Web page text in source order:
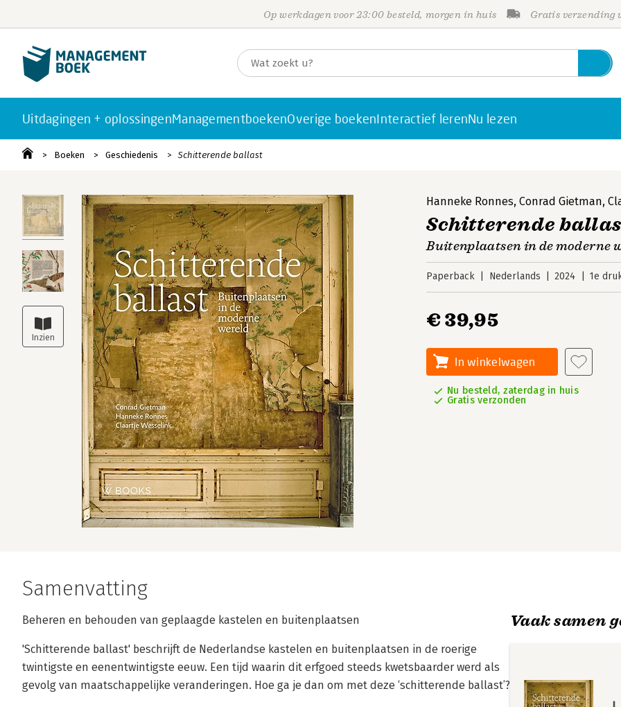
Op werkdagen voor 23:00 besteld, morgen in huis Gratis verzending
Uitdagingen + oplossingenManagementboekenOverige boekenInteractief lerenNu lezen
Boeken Geschiedenis Schitterende ballast
Hanneke Ronnes,Conrad Gietman,
Schitterende
Buitenplaatsen in de moderne
Paperback Nederlands 2024 1e
€ 39,95
In winkelwagen
Nu besteld, zaterdag in huis
Gratis verzonden
Samenvatting
Beheren en behouden van geplaagde kastelen en buitenplaatsen
'Schitterende ballast' beschrijft de Nederlandse kastelen en buitenplaatsen in de roerige
twintigste en eenentwintigste eeuw. Een tijd waarin dit erfgoed steeds kwetsbaarder werd als
gevolg van maatschappelijke veranderingen. Hoe ga je dan om met deze ‘schitterende ballast’?
Vaak samen